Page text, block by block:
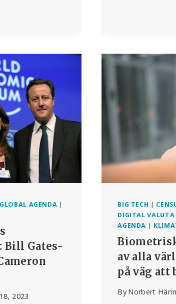
OCH
AI-
GLOBAL AGENDA |
Bill Gates-
2023
BIG TECH |
DIGITAL VALUTA
AGENDA |
av alla
på väg
By Norbert